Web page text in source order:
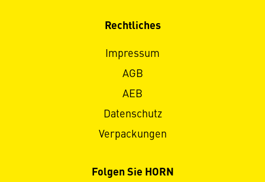
Rechtliches
Impressum
AGB
AEB
Datenschutz
Verpackungen
Folgen Sie HORN